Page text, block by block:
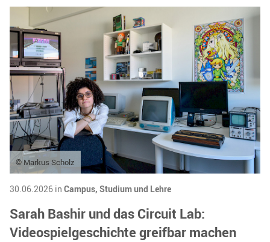
© Markus Scholz
30.06.2026 in Campus, Studium und Lehre
Sarah Bashir und das Circuit Lab:
Videospielgeschichte greifbar machen